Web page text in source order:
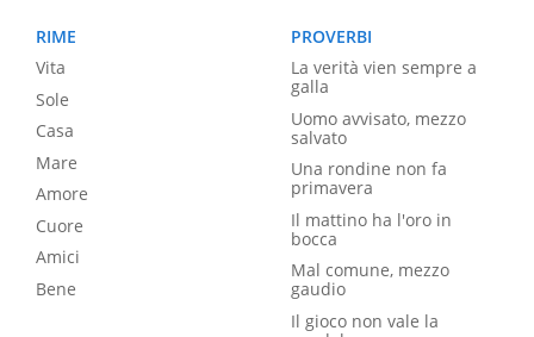
RIME
Vita
Sole
Casa
Mare
Amore
Cuore
Amici
Bene
PROVERBI
La verità vien sempre a
galla
Uomo avvisato, mezzo
salvato
Una rondine non fa
primavera
Il mattino ha l'oro in
bocca
Mal comune, mezzo
gaudio
Il gioco non vale la